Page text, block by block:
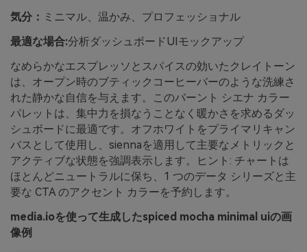
気分： ミニマル、温かみ、プロフェッショナル
最適な場合:分析ダッシュボードUIモックアップ
なめらかなエスプレッソとスパイスの効いたクレイトーン
は、オープン時のブティックコーヒーバーのような洗練さ
れた静かな自信を与えます。このバーント シエナ カラー
パレットは、集中力を損なうことなく暖かさを求めるダッ
シュボードに最適です。オフホワイトをプライマリキャン
バスとして使用し、siennaを適用して主要なメトリックと
アクティブな状態を強調表示します。ヒント: チャートは
ほとんどニュートラルに保ち、1 つのデータ シリーズと主
要な CTA のアクセント カラーを予約します。
media.ioを使って生成したspiced mocha minimal uiの画
像例